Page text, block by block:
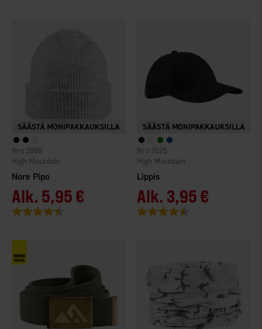
Nore Pipo
High Mountain
3888
Alk. 5,95 €
Arvio:
Lippis
High Mountain
3525
Alk. 3,95 €
Arvio: